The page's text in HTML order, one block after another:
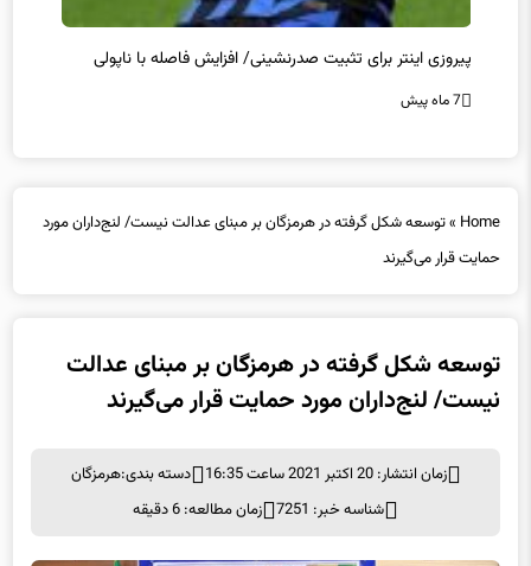
پیروزی اینتر برای تثبیت صدرنشینی/ افزایش فاصله با ناپولی
7 ماه پیش
Home
»توسعه شکل گرفته در هرمزگان بر مبنای عدالت نیست/ لنج‌داران مورد
حمایت قرار می‌گیرند
توسعه شکل گرفته در هرمزگان بر مبنای عدالت
نیست/ لنج‌داران مورد حمایت قرار می‌گیرند
زمان انتشار: 20 اکتبر 2021 ساعت 16:35 دسته بندی:هرمزگان
شناسه خبر: 7251
زمان مطالعه: 6 دقیقه